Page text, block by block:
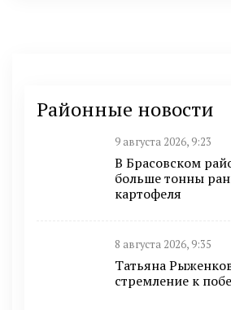
Районные новости
9 августа 2026, 9:23
В Брасовском
больше тонны
картофеля
8 августа 2026, 9:35
Татьяна
стремление к